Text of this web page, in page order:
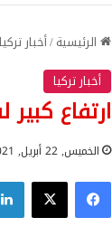
الرئيسية/أخبار تركيا
أخبار تركيا
ارتفاع
الخميس, 22 أبريل, 2021
فيسبوك‫X